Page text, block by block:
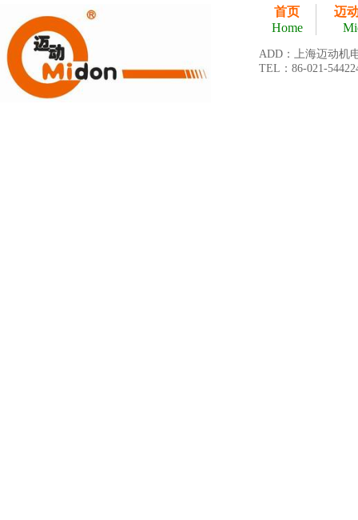
首页
Home
迈
ADD：上海迈动机
TEL：86-021-